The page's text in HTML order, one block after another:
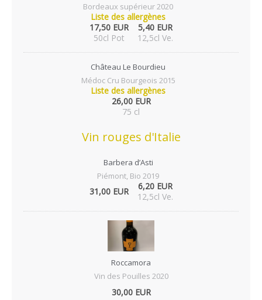
Bordeaux supérieur 2020
Liste des allergènes
17,50 EUR
50cl Pot
5,40 EUR
12,5cl Ve.
Château Le Bourdieu
Médoc Cru Bourgeois 2015
Liste des allergènes
26,00 EUR
75 cl
Vin rouges d'Italie
Barbera d’Asti
Piémont, Bio 2019
31,00 EUR
6,20 EUR
12,5cl Ve.
Roccamora
Vin des Pouilles 2020
30,00 EUR